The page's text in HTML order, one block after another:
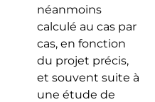
néanmoins
calculé au cas par
cas, en fonction
du projet précis,
et souvent suite à
une étude de